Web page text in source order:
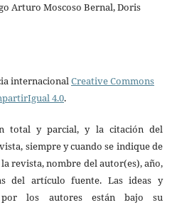
Arturo Moscoso Bernal, Doris
internacionalCreative Commons
4.0.
total y parcial, y la citación del
siempre y cuando se indique de
revista, nombre del autor(es), año,
del artículo fuente. Las ideas y
por los autores están bajo su